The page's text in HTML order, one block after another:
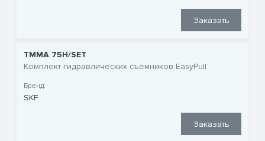
Заказать
TMMA 75H/SET
Комплект гидравлических съёмников EasyPull
Бренд:
SKF
Заказать